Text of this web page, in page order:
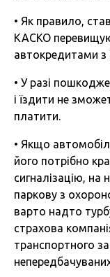
• Як правило,
КАСКО
автокредитами
• У разі
і їздити не
платити.
• Якщо
його потрібно
сигналізацію, на
паркову з
варто надто
страхова
транспортного